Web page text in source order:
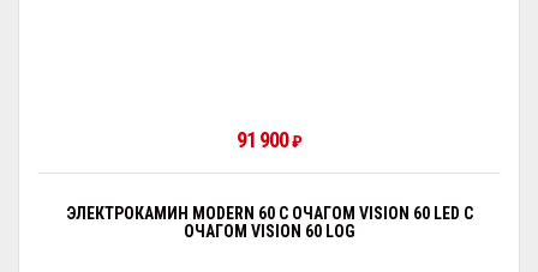
91 900₽
ЭЛЕКТРОКАМИН MODERN 60 С ОЧАГОМ VISION 60 LED С
ОЧАГОМ VISION 60 LOG